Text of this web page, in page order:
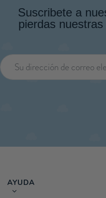
Suscribete a
pierdas
AYUDA